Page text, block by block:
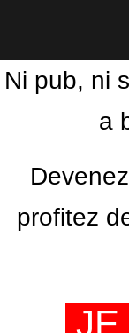
Ni pub, ni
a
profitez
JE